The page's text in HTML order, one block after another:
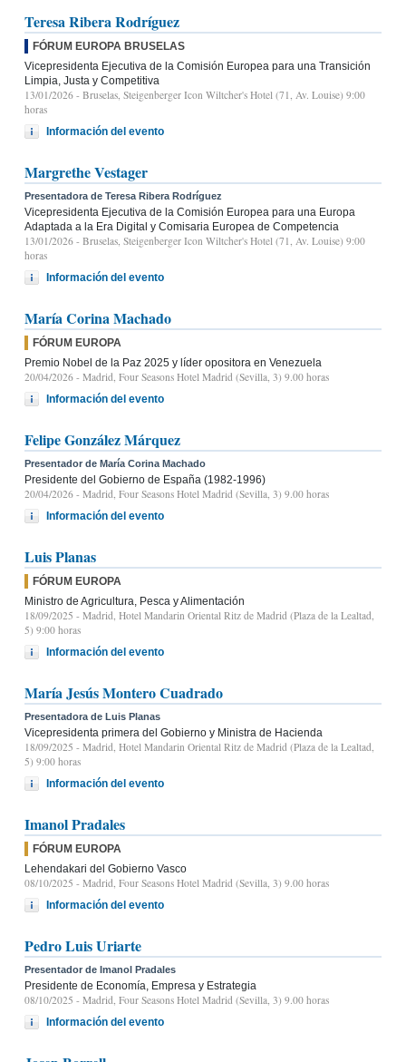
Teresa Ribera Rodríguez
FÓRUM EUROPA BRUSELAS
Vicepresidenta Ejecutiva de la Comisión Europea para una Transición
Limpia, Justa y Competitiva
13/01/2026 - Bruselas, Steigenberger Icon Wiltcher's Hotel (71, Av. Louise) 9:00
horas
Información del evento
Margrethe Vestager
Presentadora de Teresa Ribera Rodríguez
Vicepresidenta Ejecutiva de la Comisión Europea para una Europa
Adaptada a la Era Digital y Comisaria Europea de Competencia
13/01/2026 - Bruselas, Steigenberger Icon Wiltcher's Hotel (71, Av. Louise) 9:00
horas
Información del evento
María Corina Machado
FÓRUM EUROPA
Premio Nobel de la Paz 2025 y líder opositora en Venezuela
20/04/2026 - Madrid, Four Seasons Hotel Madrid (Sevilla, 3) 9.00 horas
Información del evento
Felipe González Márquez
Presentador de María Corina Machado
Presidente del Gobierno de España (1982-1996)
20/04/2026 - Madrid, Four Seasons Hotel Madrid (Sevilla, 3) 9.00 horas
Información del evento
Luis Planas
FÓRUM EUROPA
Ministro de Agricultura, Pesca y Alimentación
18/09/2025 - Madrid, Hotel Mandarin Oriental Ritz de Madrid (Plaza de la Lealtad,
5) 9:00 horas
Información del evento
María Jesús Montero Cuadrado
Presentadora de Luis Planas
Vicepresidenta primera del Gobierno y Ministra de Hacienda
18/09/2025 - Madrid, Hotel Mandarin Oriental Ritz de Madrid (Plaza de la Lealtad,
5) 9:00 horas
Información del evento
Imanol Pradales
FÓRUM EUROPA
Lehendakari del Gobierno Vasco
08/10/2025 - Madrid, Four Seasons Hotel Madrid (Sevilla, 3) 9.00 horas
Información del evento
Pedro Luis Uriarte
Presentador de Imanol Pradales
Presidente de Economía, Empresa y Estrategia
08/10/2025 - Madrid, Four Seasons Hotel Madrid (Sevilla, 3) 9.00 horas
Información del evento